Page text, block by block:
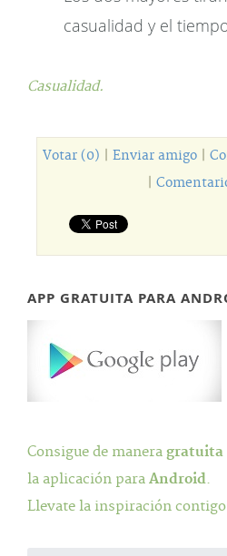
casualidad y el
Casualidad.
Votar (0) Enviar amigo|
APP GRATUITA PARA
Consigue de manera gratuita
la aplicación para Android.
Llevate la inspiración